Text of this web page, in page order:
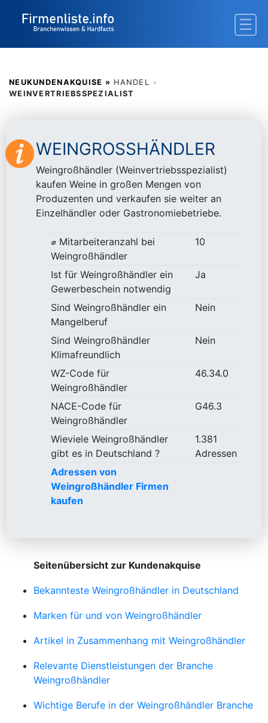
NEUKUNDENAKQUISE » HANDEL »
WEINVERTRIEBSSPEZIALIST
WEINGROSSHÄNDLER
Weingroßhändler (Weinvertriebsspezialist)
kaufen Weine in großen Mengen von
Produzenten und verkaufen sie weiter an
Einzelhändler oder Gastronomiebetriebe.
⌀ Mitarbeiteranzahl bei
Weingroßhändler
10
Ist für Weingroßhändler ein
Gewerbeschein notwendig
Ja
Sind Weingroßhändler ein
Mangelberuf
Nein
Sind Weingroßhändler
Klimafreundlich
Nein
WZ-Code für
Weingroßhändler
46.34.0
NACE-Code für
Weingroßhändler
G46.3
Wieviele Weingroßhändler
gibt es in Deutschland ?
1.381
Adressen
Adressen von
Weingroßhändler Firmen
kaufen
Seitenübersicht zur Kundenakquise
Bekannteste Weingroßhändler in Deutschland
Marken für und von Weingroßhändler
Artikel in Zusammenhang mit Weingroßhändler
Relevante Dienstleistungen der Branche
Weingroßhändler
Wichtige Berufe in der Weingroßhändler Branche